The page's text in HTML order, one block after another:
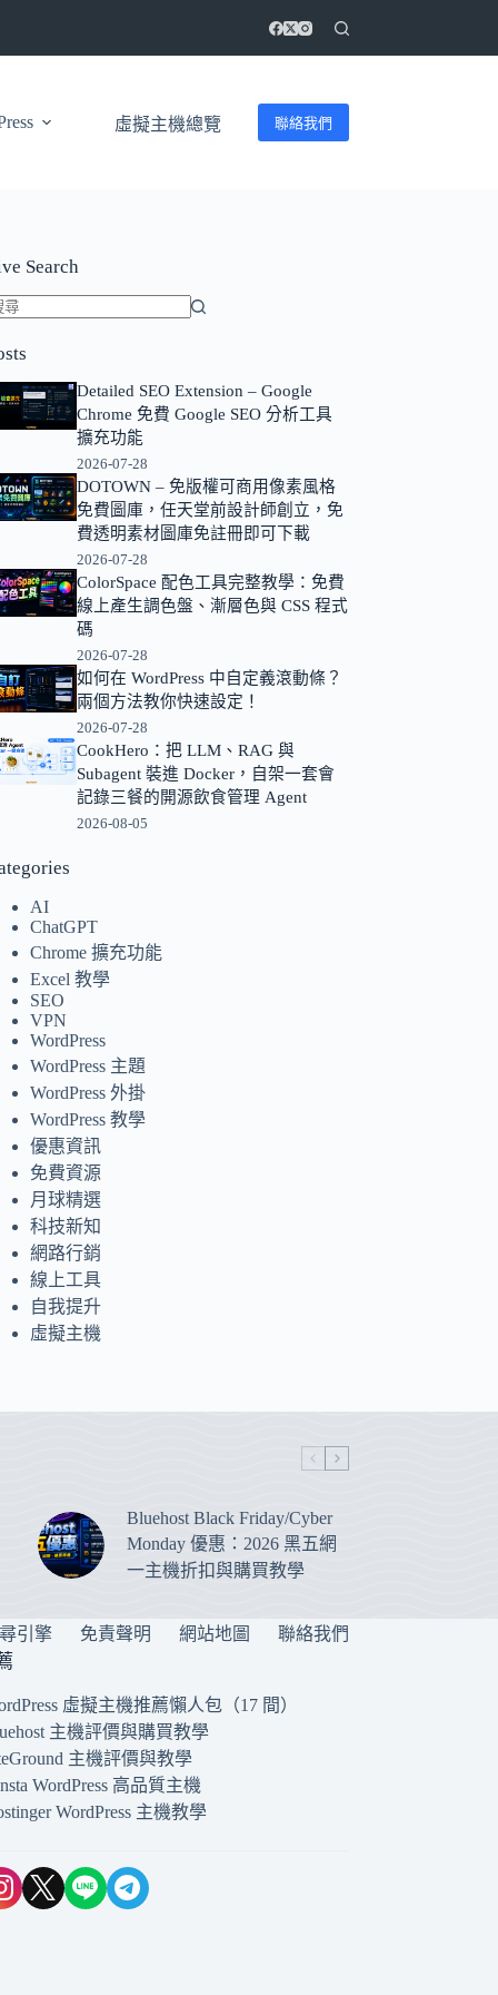
虛擬主機總覽 聯絡我們
Search
Detailed SEO Extension – Google
Chrome 免費 Google SEO 分析工具
擴充功能
2026-07-28
DOTOWN – 免版權可商用像素風格
免費圖庫，任天堂前設計師創立，免
費透明素材圖庫免註冊即可下載
2026-07-28
ColorSpace 配色工具完整教學：免費
線上產生調色盤、漸層色與 CSS 程式
碼
2026-07-28
如何在 WordPress 中自定義滾動條？
兩個方法教你快速設定！
2026-07-28
CookHero：把 LLM、RAG 與
Subagent 裝進 Docker，自架一套會
記錄三餐的開源飲食管理 Agent
2026-08-05
AI
ChatGPT
Chrome 擴充功能
Excel 教學
SEO
VPN
WordPress
WordPress 主題
WordPress 外掛
WordPress 教學
優惠資訊
免費資源
月球精選
科技新知
網路行銷
線上工具
自我提升
虛擬主機
Bluehost Black Friday/Cyber
Monday 優惠：2026 黑五網
一主機折扣與購買教學
引擎 免責聲明 網站地圖 聯絡我們
虛擬主機推薦懶人包（17 間）
主機評價與購買教學
主機評價與教學
WordPress 高品質主機
WordPress 主機教學